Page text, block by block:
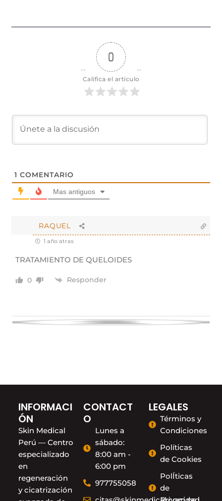
0
Califica el artículo
1 COMENTARIO
Mas antiguos
RAQUEL
1 año atras
TRATAMIENTO DE QUELOIDES
0 Responder
INFORMACI
ÓN
Skin Medical
Perú — Centro
especializado
en
regeneración
y cicatrización
CONTACT
O
Lunes a
sábado:
8:00 am -
6:00 pm
977755058
LEGALES
Términos y
Condiciones
Políticas
de Cookies
PolÍticas
de